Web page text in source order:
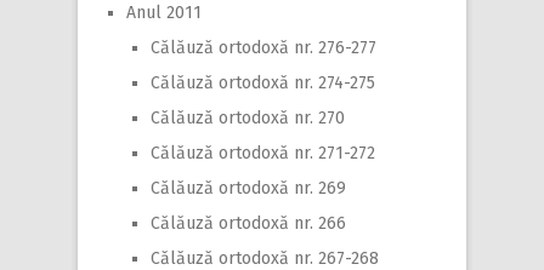
Anul 2011
Călăuză ortodoxă nr. 276-277
Călăuză ortodoxă nr. 274-275
Călăuză ortodoxă nr. 270
Călăuză ortodoxă nr. 271-272
Călăuză ortodoxă nr. 269
Călăuză ortodoxă nr. 266
Călăuză ortodoxă nr. 267-268